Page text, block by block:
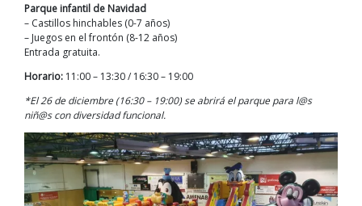
Parque infantil de Navidad
– Castillos hinchables (0-7 años)
– Juegos en el frontón (8-12 años)
Entrada gratuita.
Horario: 11:00 – 13:30 / 16:30 – 19:00
*El 26 de diciembre (16:30 – 19:00) se abrirá el parque para l@s
niñ@s con diversidad funcional.